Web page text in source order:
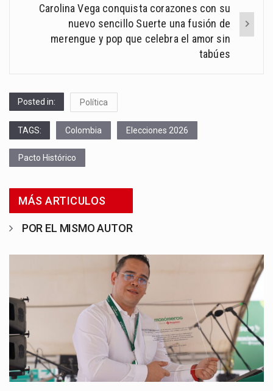
Carolina Vega conquista corazones con su
nuevo sencillo Suerte una fusión de
merengue y pop que celebra el amor sin
tabúes
Posted in: Política
TAGS: Colombia Elecciones 2026
Pacto Histórico
MÁS ARTICULOS
POR EL MISMO AUTOR